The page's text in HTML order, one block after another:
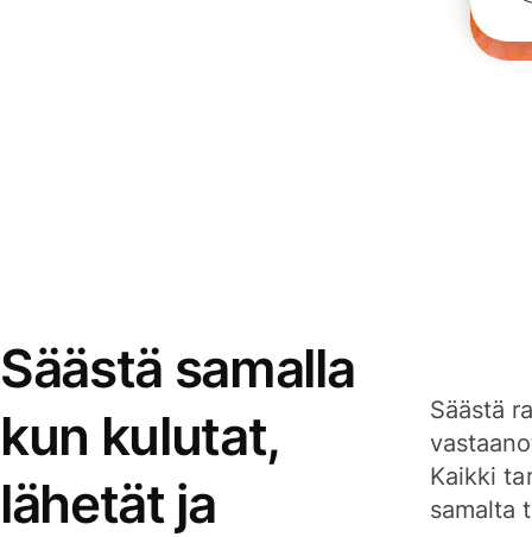
Säästä samalla
kun kulutat,
lähetät ja
Säästä
Kaikki
samalta